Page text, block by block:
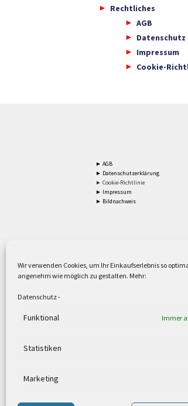
Wir verwenden Cookies, um Ihr Einkaufserlebnis so
angenehm wie möglich zu gestalten. Mehr:
Datenschutz-
Funktional Immer
Statistiken
Marketing
Rechtliches
AGB
Datenschutz
Impressum
Cookie-
► AGB
► Datenschutzerklärung
► Cookie-Richtlinie
► Impressum
► Bildnachweis
Versandkostenfrei ab 59,90 €
oder gewerblichen Tätigkeit. Kein
sind Warenzeichen oder
Weitere Informationen und
Ab 79,- Nettowarenwert. Es
©2002-2021 TEUTO LICHT